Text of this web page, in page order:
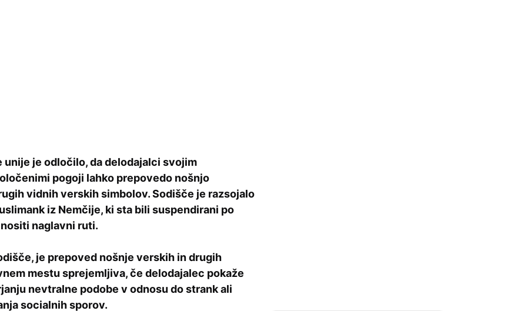
unije je odločilo, da delodajalci svojim
pogoji lahko prepovedo nošnjo
vidnih verskih simbolov. Sodišče je razsojalo
iz Nemčije, ki sta bili suspendirani po
naglavni ruti.
je prepoved nošnje verskih in drugih
mestu sprejemljiva, če delodajalec pokaže
nevtralne podobe v odnosu do strank ali
socialnih sporov.